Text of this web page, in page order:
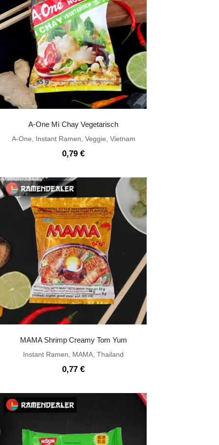
A-One Mì Chay Vegetarisch
A-One Instant Ramen Veggie Vietnam
0,79 €
MAMA Shrimp Creamy Tom Yum
Instant Ramen MAMA Thailand
0,77 €